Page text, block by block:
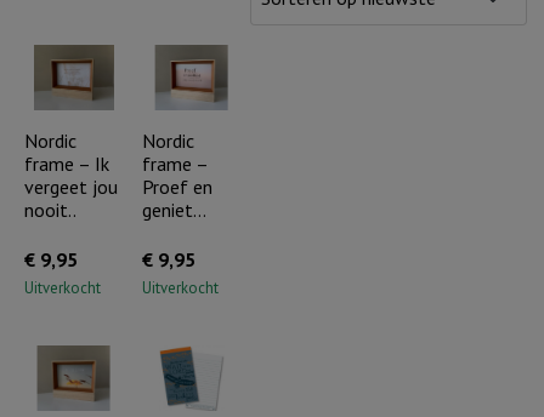
nieuwste
Nordic
frame – Ik
vergeet jou
nooit..
€ 9,95
Uitverkocht
Nordic
frame –
Proef en
geniet…
€ 9,95
Uitverkocht